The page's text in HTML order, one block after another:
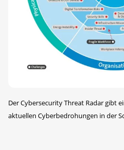
Der Cybersecurity Threat Radar gibt
aktuellen Cyberbedrohungen in der